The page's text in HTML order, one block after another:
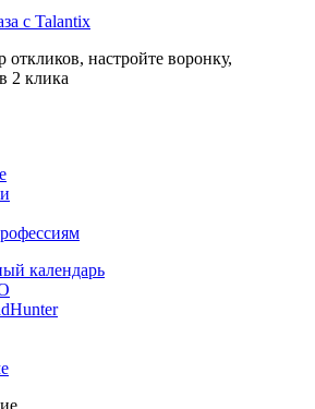
с Talantix
откликов, настройте воронку,
2 клика
календарь